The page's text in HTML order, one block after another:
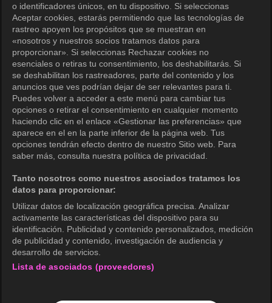
Centro de ayuda
Términos de uso
Política de privacidad
Política de privacidad (Europa)
Política de privacidad (Oceanía)
Política de privacidad (Brasil)
Derechos de privacidad de California
Política de cookies (Administrar tus
No venda mi información personal
Guía de calificaciones
Accesibilidad
wavve Americas
o identificadores únicos, en tu dispositivo. Si seleccionas
Aceptar cookies, estarás permitiendo que las tecnologías de
rastreo apoyen los propósitos que se muestran en
«nosotros y nuestros socios tratamos datos para
proporcionar». Si seleccionas Rechazar cookies no
esenciales o retiras tu consentimiento, los deshabilitarás. Si
se deshabilitan los rastreadores, parte del contenido y los
anuncios que ves podrían dejar de ser relevantes para ti.
Puedes volver a acceder a este menú para cambiar tus
opciones o retirar el consentimiento en cualquier momento
haciendo clic en el enlace «Gestionar las preferencias» que
aparece en el en la parte inferior de la página web. Tus
opciones tendrán efecto dentro de nuestro Sitio web. Para
saber más, consulta nuestra política de privacidad.
Tanto nosotros como nuestros asociados tratamos los
datos para proporcionar:
Utilizar datos de localización geográfica precisa. Analizar
activamente las características del dispositivo para su
identificación. Publicidad y contenido personalizados, medición
de publicidad y contenido, investigación de audiencia y
desarrollo de servicios.
Lista de asociados (proveedores)